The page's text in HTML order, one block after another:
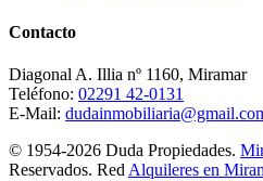
Contacto
Diagonal A. Illia nº 1160, Miramar
Teléfono: 02291 42-0131
E-Mail:
© 1954-2026 Duda Propiedades.
Reservados. Red Alquileres en